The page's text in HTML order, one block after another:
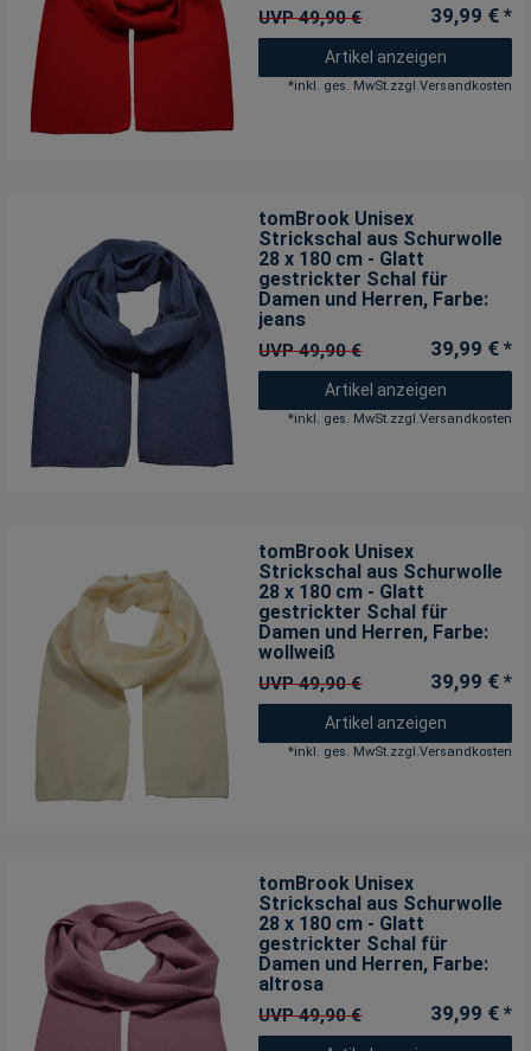
UVP 49,90 € 39,99 € *
Artikel anzeigen
*inkl. ges. MwSt.zzgl.Versandkosten
tomBrook Unisex
Strickschal aus Schurwolle
28 x 180 cm - Glatt
gestrickter Schal für
Damen und Herren, Farbe:
jeans
UVP 49,90 € 39,99 € *
Artikel anzeigen
*inkl. ges. MwSt.zzgl.Versandkosten
tomBrook Unisex
Strickschal aus Schurwolle
28 x 180 cm - Glatt
gestrickter Schal für
Damen und Herren, Farbe:
wollweiß
UVP 49,90 € 39,99 € *
Artikel anzeigen
*inkl. ges. MwSt.zzgl.Versandkosten
tomBrook Unisex
Strickschal aus Schurwolle
28 x 180 cm - Glatt
gestrickter Schal für
Damen und Herren, Farbe:
altrosa
UVP 49,90 € 39,99 € *